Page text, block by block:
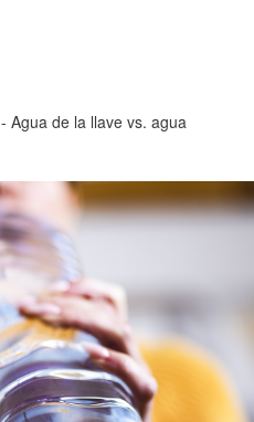
- Agua de la llave vs. agua